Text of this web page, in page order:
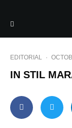
EDITORIAL ·
IN STIL